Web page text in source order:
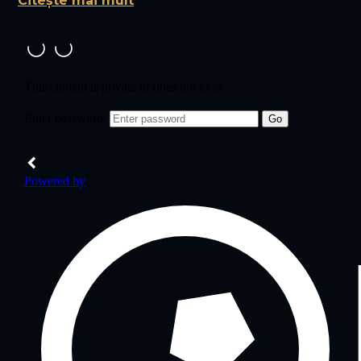
CURTE = 90 mp
PRET : 125.000 euro inclus TVA
Structura :
Cărămidă + Cadre/ Grinzi de Beton !
Apartamentele dispun :
Încalzire in Pardoseala de la INNOFLOW varianta
Termopane Salamander cu feronerie MACO !
Menționăm ca apart. de la Parter si ( balcoanele de
Scara blocului va avea si un grup de Pompare
Interfon, Senzori Gaze !